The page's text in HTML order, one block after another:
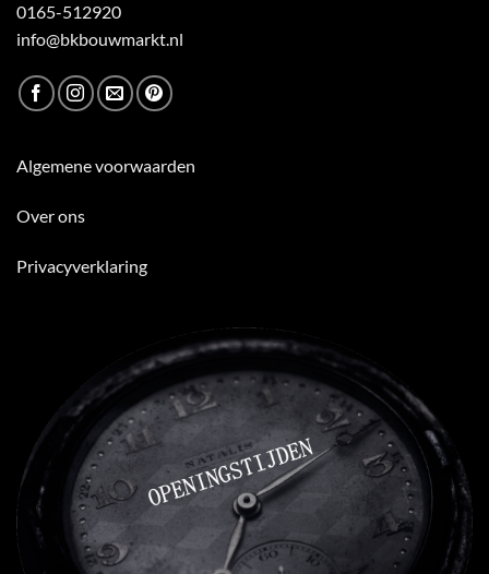
0165-512920
info@bkbouwmarkt.nl
Algemene voorwaarden
Over ons
Privacyverklaring